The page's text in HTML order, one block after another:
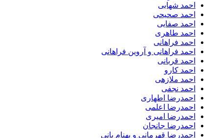
احمد شهابی
احمد صحیحی
احمد صفایی
احمد طاهری
احمد فراهانی
احمد فراهانی و آروین فراهانی
احمد قربانی
احمد کارو
احمد ملازهی
احمد نجفی
احمدرضا اطهاری
احمدرضا اعلمی
احمدرضا امیری
احمدرضا جانجان
احمدرضا قهرمانی و بهنام بانی